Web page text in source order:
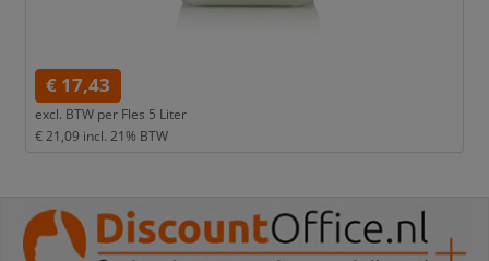
€ 17,43
excl. BTW per Fles 5 Liter
€ 21,09 incl. 21% BTW